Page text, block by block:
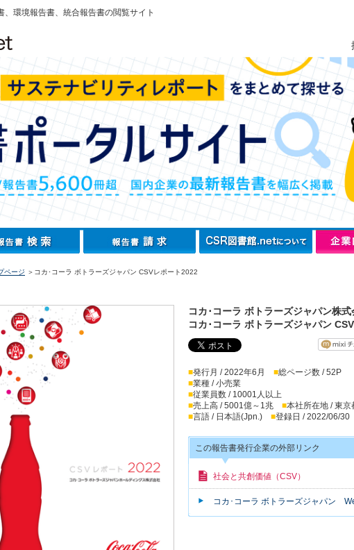
環境報告書、統合報告書の閲覧サイト
ページ ＞コカ･コーラ ボトラーズジャパン CSVレポート2022
コカ･コーラ ボトラーズジャパン株式
コカ･コーラ ボトラーズジャパン
■発行月 / 2022年6月 ■総ページ数 / 52P
■業種 / 小売業
■従業員数 / 10001人以上
■売上高 / 5001億～1兆 ■本社所在地 / 東京
■言語 / 日本語(Jpn.) ■登録日 / 2022/06/30
この報告書発行企業の外部リンク
社会と共創価値（CSV）
コカ･コーラ ボトラーズジャパン